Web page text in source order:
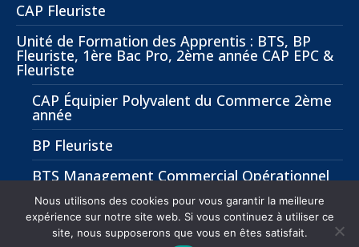
CAP Fleuriste
Unité de Formation des Apprentis : BTS, BP
Fleuriste, 1ère Bac Pro, 2ème année CAP EPC &
Fleuriste
CAP Équipier Polyvalent du Commerce 2ème
année
BP Fleuriste
BTS Management Commercial Opérationnel
Nous utilisons des cookies pour vous garantir la meilleure
expérience sur notre site web. Si vous continuez à utiliser ce
site, nous supposerons que vous en êtes satisfait.